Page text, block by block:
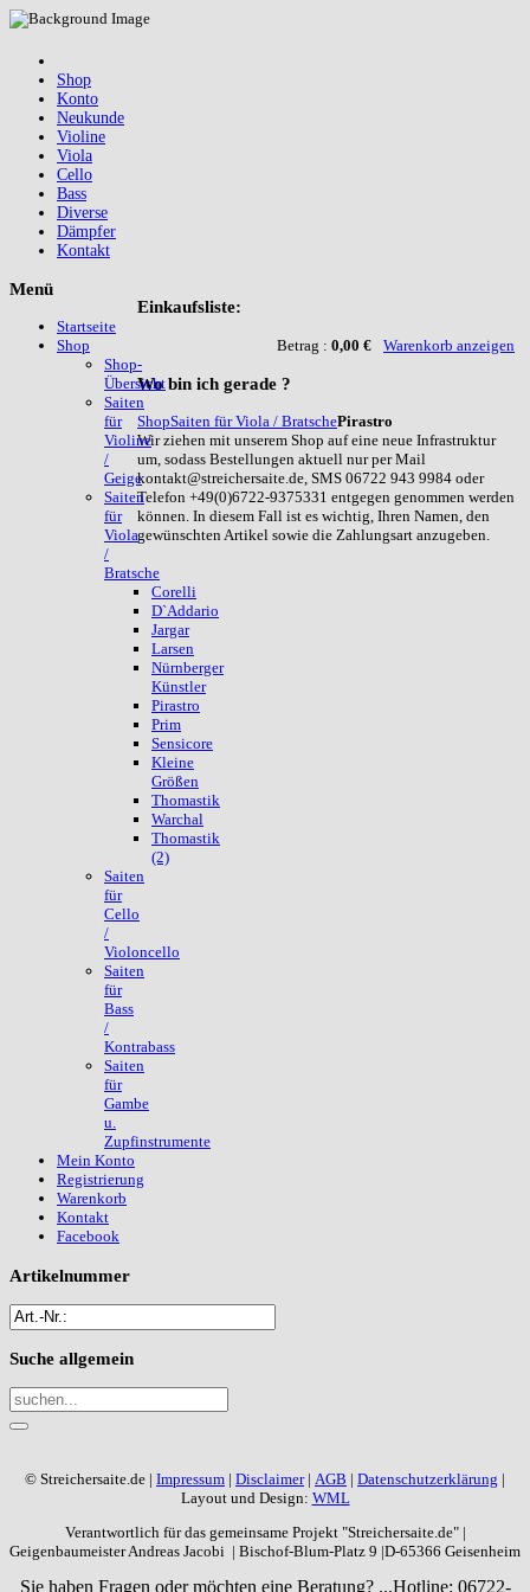
Shop
Konto
Neukunde
Violine
Viola
Cello
Bass
Diverse
Dämpfer
Kontakt
Einkaufsliste:
Betrag : 0,00 € Warenkorb anzeigen
Wobin ich gerade ?
ShopSaiten für Viola / BratschePirastro
Wir ziehen mit unserem Shop auf eine neue Infrastruktur
um, sodass Bestellungen aktuell nur per Mail
kontakt@streichersaite.de, SMS 06722 943 9984 oder
Telefon +49(0)6722-9375331 entgegen genommen werden
können. In diesem Fall ist es wichtig, Ihren Namen, den
gewünschten Artikel sowie die Zahlungsart anzugeben.
Menü
Startseite
Shop
Shop-
Übersicht
Saiten
für
Violine
/
Geige
Saiten
für
Viola
/
Bratsche
Corelli
D`Addario
Jargar
Larsen
Nürnberger
Künstler
Pirastro
Prim
Sensicore
Kleine
Größen
Thomastik
Warchal
Thomastik
(2)
Saiten
für
Cello
/
Violoncello
Saiten
für
Bass
/
Kontrabass
Saiten
für
Gambe
u.
Zupfinstrumente
Mein Konto
Registrierung
Warenkorb
Kontakt
Facebook
Artikelnummer
Suche allgemein
© Streichersaite.de | Impressum | Disclaimer| AGB | Datenschutzerklärung |
Layout und Design: WML
Verantwortlich für das gemeinsame Projekt "Streichersaite.de" |
Geigenbaumeister Andreas Jacobi | Bischof-Blum-Platz 9 |D-65366 Geisenheim
Sie haben Fragen oder möchten eine Beratung? ...Hotline: 06722-